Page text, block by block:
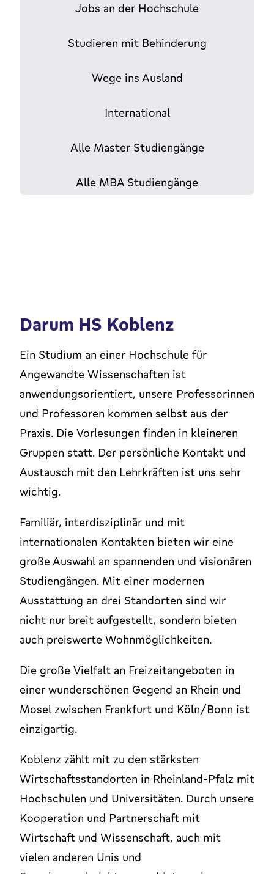
Jobs an der Hochschule
Studieren mit Behinderung
Wege ins Ausland
International
Alle Master Studiengänge
Alle MBA Studiengänge
Darum HS Koblenz
Ein Studium an einer Hochschule für
Angewandte Wissenschaften ist
anwendungsorientiert, unsere Professorinnen
und Professoren kommen selbst aus der
Praxis. Die Vorlesungen finden in kleineren
Gruppen statt. Der persönliche Kontakt und
Austausch mit den Lehrkräften ist uns sehr
wichtig.
Familiär, interdisziplinär und mit
internationalen Kontakten bieten wir eine
große Auswahl an spannenden und visionären
Studiengängen. Mit einer modernen
Ausstattung an drei Standorten sind wir
nicht nur breit aufgestellt, sondern bieten
auch preiswerte Wohnmöglichkeiten.
Die große Vielfalt an Freizeitangeboten in
einer wunderschönen Gegend an Rhein und
Mosel zwischen Frankfurt und Köln/Bonn ist
einzigartig.
Koblenz zählt mit zu den stärksten
Wirtschaftsstandorten in Rheinland-Pfalz mit
Hochschulen und Universitäten. Durch unsere
Kooperation und Partnerschaft mit
Wirtschaft und Wissenschaft, auch mit
vielen anderen Unis und